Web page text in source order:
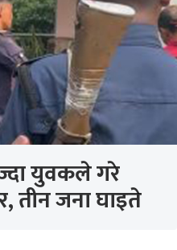
युवकले गरे
तीन जना घाइते